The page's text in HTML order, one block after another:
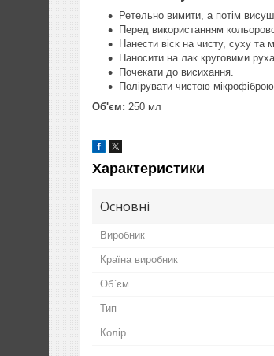
Ретельно вимити, а потім
Перед використанням
Нанести віск на чисту, суху та
Наносити на лак круговими
Почекати до висихання.
Полірувати чистою
Об'єм: 250 мл
Характеристики
Основні
Виробник
Країна виробник
Об`єм
Тип
Колір